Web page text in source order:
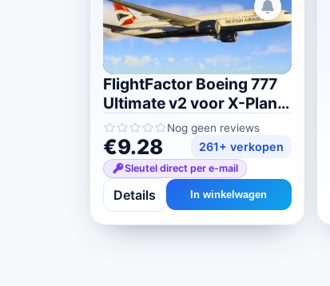
FlightFactor Boeing 777
Ultimate v2 voor X-Plane
11/12
Nog geen reviews
€9.28 261+ verkopen
Sleutel direct per e-mail
Details In winkelwagen